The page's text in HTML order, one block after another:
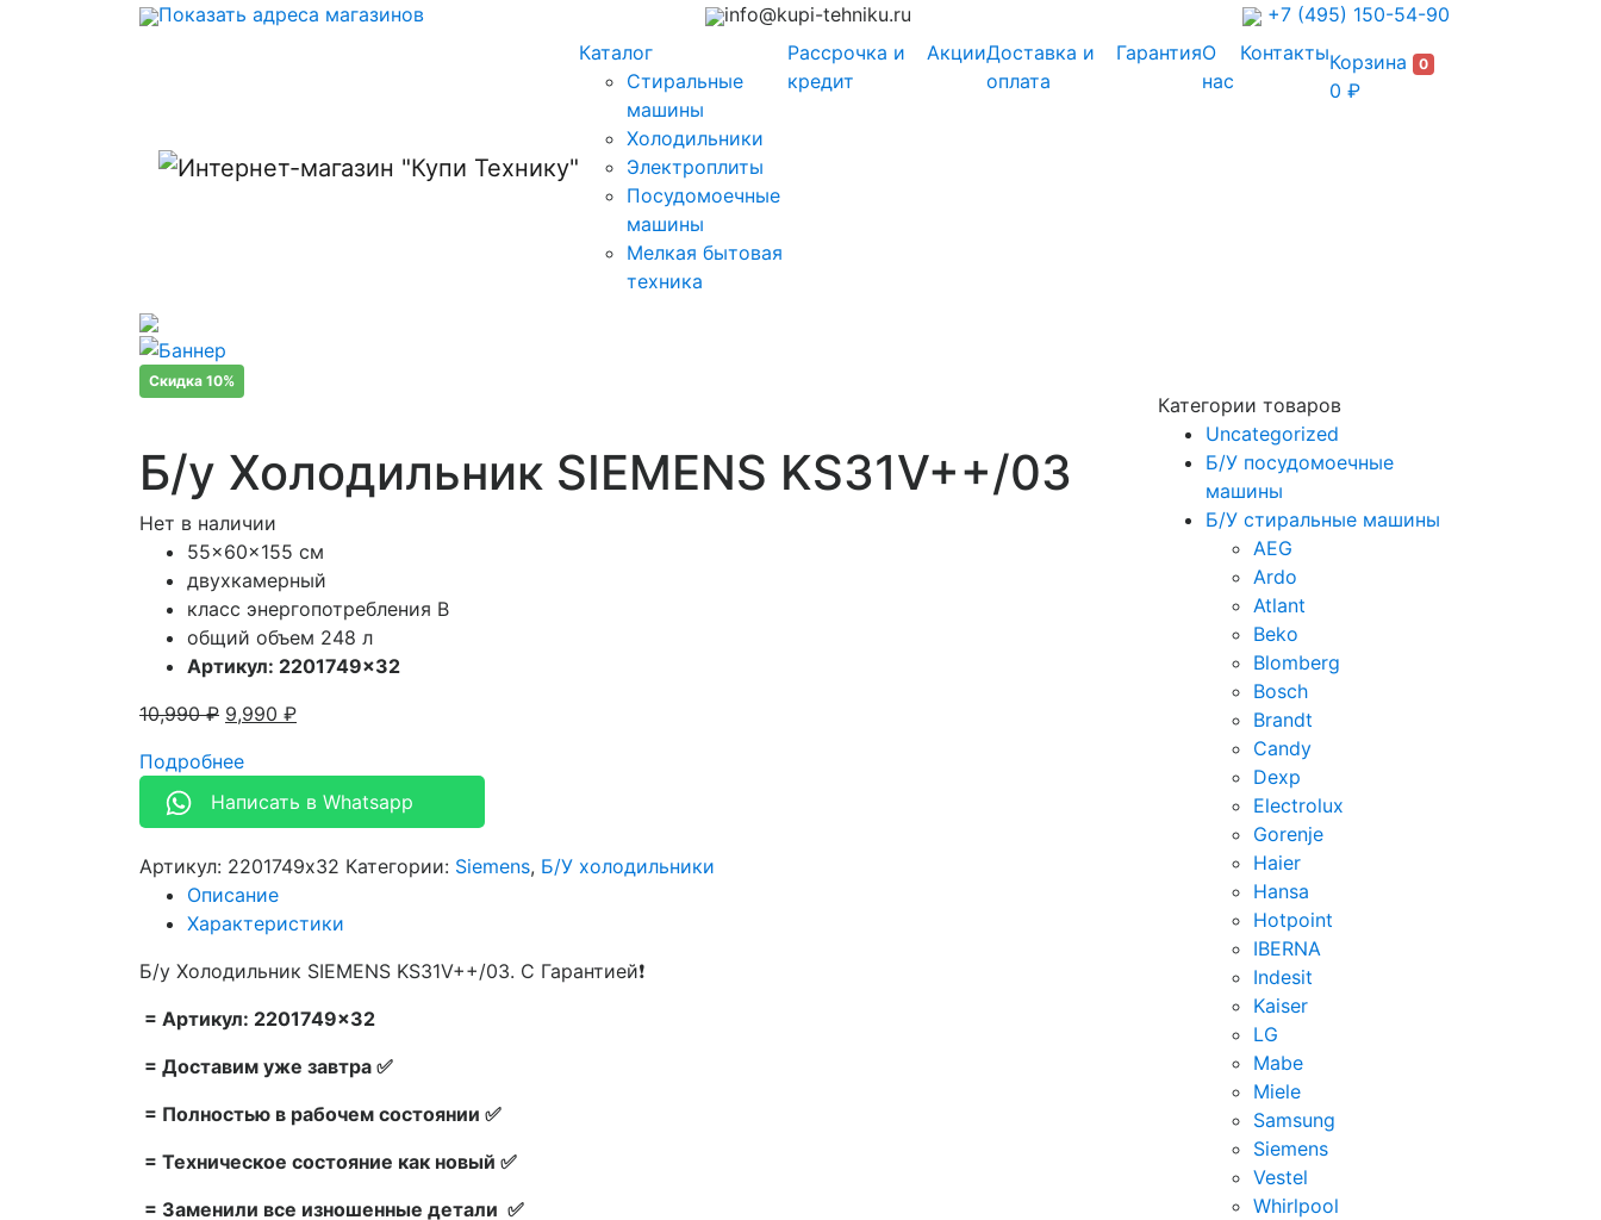
Показать адреса магазинов info@kupi-tehniku.ru
+7 (495) 150-54-90
Каталог
Стиральные
машины
Холодильники
Электроплиты
Посудомоечные
машины
Мелкая бытовая
техника
Рассрочка и
кредит
АкцииДоставка и
оплата
ГарантияО
нас
КонтактыКорзина 0
0 ₽
Скидка 10%
Б/у Холодильник SIEMENS KS31V++/03
Нет в наличии
55x60x155 см
двухкамерный
класс энергопотребления В
общий объем 248 л
Артикул: 2201749×32
10,990₽ 9,990 ₽
Подробнее
Написать в Whatsapp
Артикул: 2201749x32 Категории: Siemens, Б/У холодильники
Описание
Характеристики
Б/у Холодильник SIEMENS KS31V++/03. С Гарантией❗
= Артикул: 2201749×32
= Доставим уже завтра ✅
= Полностью в рабочем состоянии ✅
= Техническое состояние как новый ✅
= Заменили все изношенные детали ✅
Категории товаров
Uncategorized
Б/У посудомоечные
машины
Б/У стиральные машины
AEG
Ardo
Atlant
Beko
Blomberg
Bosch
Brandt
Candy
Dexp
Electrolux
Gorenje
Haier
Hansa
Hotpoint
IBERNA
Indesit
Kaiser
LG
Mabe
Miele
Samsung
Siemens
Vestel
Whirlpool